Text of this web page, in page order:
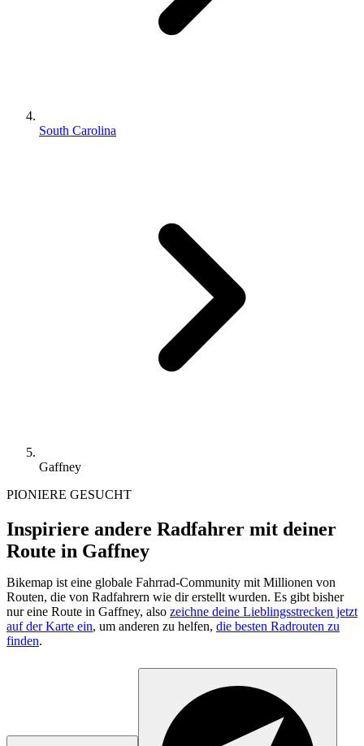
South Carolina
Gaffney
PIONIERE GESUCHT
Inspiriere andere Radfahrer mit deiner
Route in Gaffney
Bikemap ist eine globale Fahrrad-Community mit Millionen von
Routen, die von Radfahrern wie dir erstellt wurden. Es gibt bisher
nur eine Route in Gaffney, also zeichne deine Lieblingsstrecken jetzt
auf der Karte ein, um anderen zu helfen, die besten Radrouten zu
finden.